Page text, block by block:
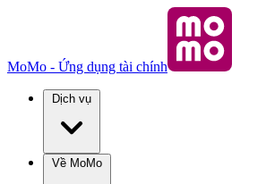
MoMo - Ứng dụng tài chính
Dịch vụ
Về MoMo